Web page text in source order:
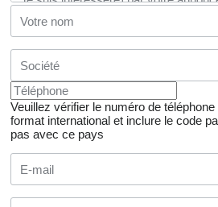
Veuillez vérifier le numéro de
format international et inclure le code
pas avec ce pays